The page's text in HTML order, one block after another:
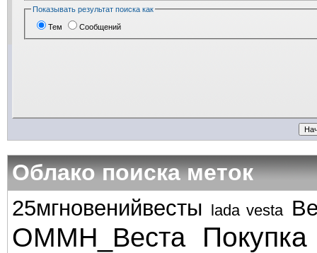
Показывать результат поиска как
Тем Сообщений
Облако поиска меток
25мгновенийвесты lada vesta
ОММН_Веста